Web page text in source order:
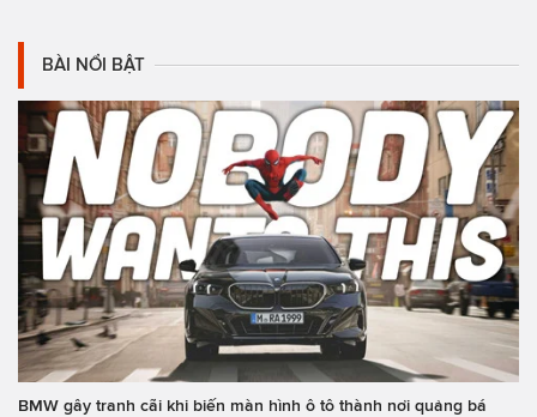
BÀI NỔI BẬT
BMW gây tranh cãi khi biến màn hình ô tô thành nơi quảng bá